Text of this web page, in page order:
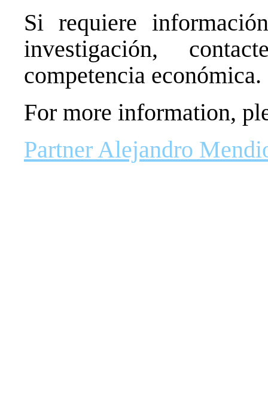
Si requiere
investigación,
competencia económica.
For more information,
Partner Alejandro